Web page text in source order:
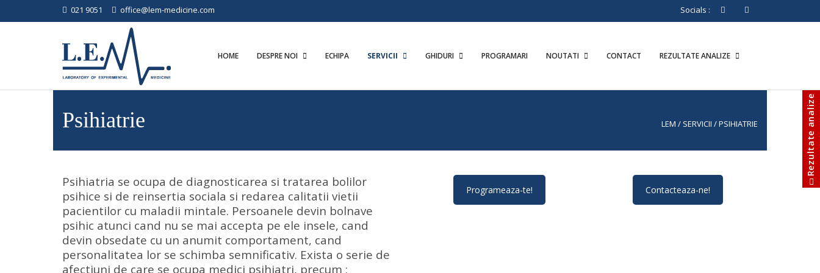
021 9051 office@lem-medicine.com Socials :
HOME DESPRE NOI ECHIPA SERVICII GHIDURI PROGRAMARI NOUTATI CONTACT REZULTATE ANALIZE
Psihiatrie LEM / SERVICII /PSIHIATRIE
Psihiatria se ocupa de diagnosticarea si tratarea bolilor
psihice si de reinsertia sociala si redarea calitatii vietii
pacientilor cu maladii mintale. Persoanele devin bolnave
psihic atunci cand nu se mai accepta pe ele insele, cand
devin obsedate cu un anumit comportament, cand
personalitatea lor se schimba semnificativ. Exista o serie de
afectiuni de care se ocupa medici psihiatri, precum :
Programeaza-te! Contacteaza-ne!
Rezultate analize